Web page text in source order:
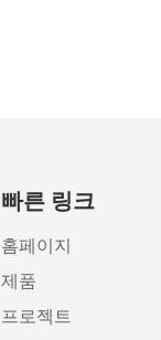
빠른 링크
홈페이지
제품
프로젝트